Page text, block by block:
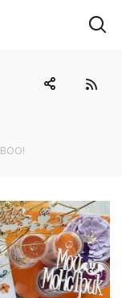
BOO!